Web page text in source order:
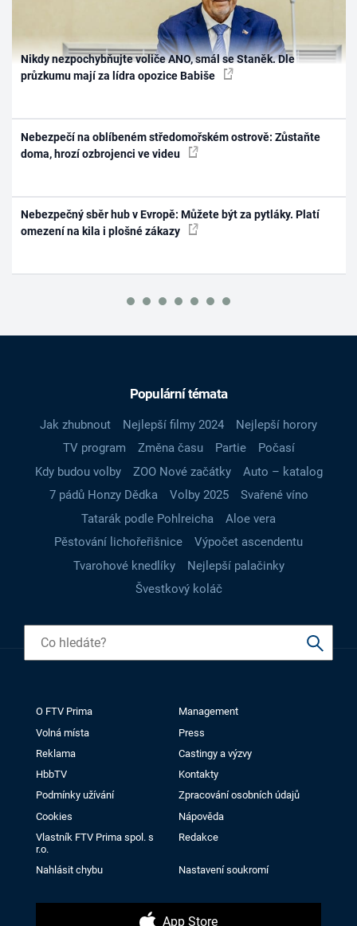
Nikdy nezpochybňujte voliče ANO, smál se Staněk. Dle
průzkumu mají za lídra opozice Babiše
Nebezpečí na oblíbeném středomořském ostrově: Zůstaňte
doma, hrozí ozbrojenci ve videu
Nebezpečný sběr hub v Evropě: Můžete být za pytláky. Platí
omezení na kila i plošné zákazy
Populární témata
Jak zhubnout Nejlepší filmy 2024
Nejlepší horory
TV program
Změna času Partie
Počasí
Kdy budou volby
ZOO Nové začátky
Auto – katalog
7 pádů Honzy Dědka
Volby 2025
Svařené víno
Tatarák podle Pohlreicha
Aloe vera
Pěstování lichořeřišnice
Výpočet ascendentu
Tvarohové knedlíky
Nejlepší palačinky
Švestkový koláč
O FTV Prima
Management
Volná místa
Press
Reklama
Castingy a výzvy
HbbTV
Kontakty
Podmínky užívání
Zpracování osobních údajů
Cookies
Nápověda
Vlastník FTV Prima spol. s
r.o.
Redakce
Nahlásit chybu Nastavení soukromí
App Store